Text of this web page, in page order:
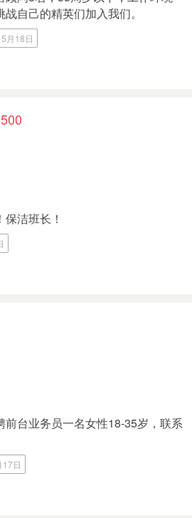
自己的精英们加入我们。
5月18日
洁班长！
前台业务员一名女性18-35岁，联系
17日